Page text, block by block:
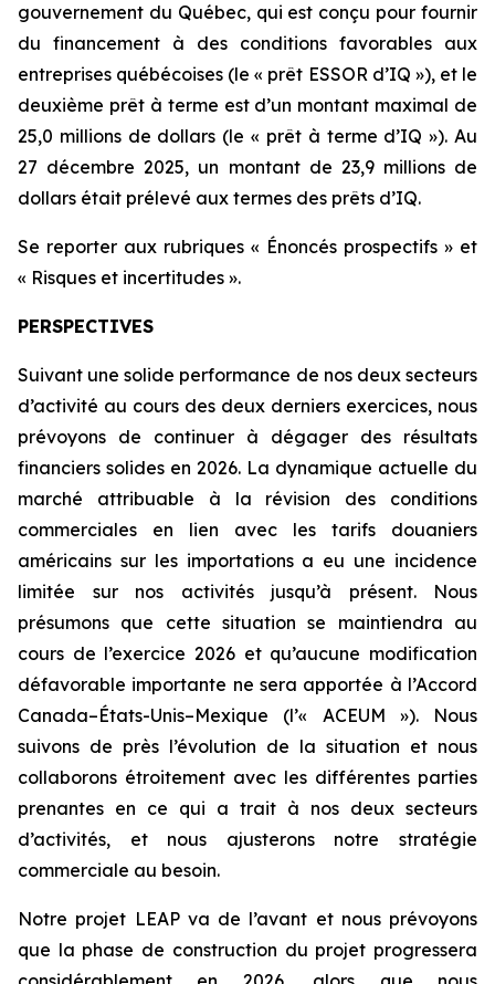
gouvernement du Québec, qui est conçu pour fournir
du financement à des conditions favorables aux
entreprises québécoises (le « prêt ESSOR d’IQ »), et le
deuxième prêt à terme est d’un montant maximal de
25,0 millions de dollars (le « prêt à terme d’IQ »). Au
27 décembre 2025, un montant de 23,9 millions de
dollars était prélevé aux termes des prêts d’IQ.
Se reporter aux rubriques « Énoncés prospectifs » et
« Risques et incertitudes ».
PERSPECTIVES
Suivant une solide performance de nos deux secteurs
d’activité au cours des deux derniers exercices, nous
prévoyons de continuer à dégager des résultats
financiers solides en 2026. La dynamique actuelle du
marché attribuable à la révision des conditions
commerciales en lien avec les tarifs douaniers
américains sur les importations a eu une incidence
limitée sur nos activités jusqu’à présent. Nous
présumons que cette situation se maintiendra au
cours de l’exercice 2026 et qu’aucune modification
défavorable importante ne sera apportée à l’Accord
Canada–États-Unis–Mexique (l’« ACEUM »). Nous
suivons de près l’évolution de la situation et nous
collaborons étroitement avec les différentes parties
prenantes en ce qui a trait à nos deux secteurs
d’activités, et nous ajusterons notre stratégie
commerciale au besoin.
Notre projet LEAP va de l’avant et nous prévoyons
que la phase de construction du projet progressera